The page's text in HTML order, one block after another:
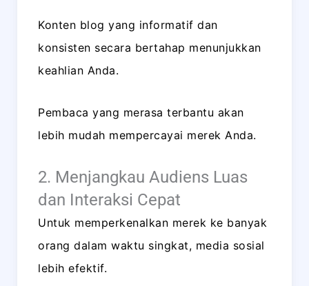
Konten blog yang informatif dan
konsisten secara bertahap menunjukkan
keahlian Anda.
Pembaca yang merasa terbantu akan
lebih mudah mempercayai merek Anda.
2. Menjangkau Audiens Luas
dan Interaksi Cepat
Untuk memperkenalkan merek ke banyak
orang dalam waktu singkat, media sosial
lebih efektif.